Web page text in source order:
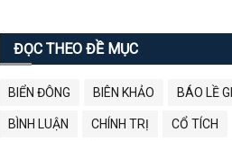
ĐỌC THEO ĐỀ MỤC
BIỂN ĐÔNG BIÊN KHẢO BÁO LỀ
BÌNH LUẬN CHÍNH TRỊ CỔ TÍCH